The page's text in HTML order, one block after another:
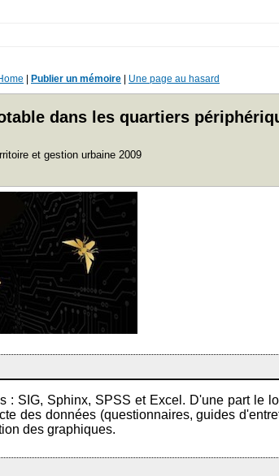
Publier un mémoire Une page au hasard
dans les quartiers
et gestion urbaine 2009
SIG, Sphinx, SPSS et Excel. D'une part le
des données (questionnaires, guides
des graphiques.